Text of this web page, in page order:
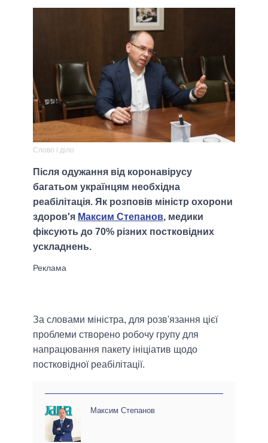
Слово і діло
Після одужання від коронавірусу
багатьом українцям необхідна
реабілітація. Як розповів міністр охорони
здоров'я Максим Степанов, медики
фіксують до 70% різних постковідних
ускладнень.
За словами міністра, для розв'язання цієї
проблеми створено робочу групу для
напрацювання пакету ініціатив щодо
постковідної реабілітації.
Максим Степанов